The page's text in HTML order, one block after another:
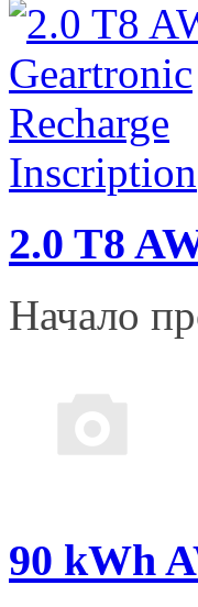
2.0 T8
Начало
90 kWh